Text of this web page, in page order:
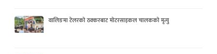
वालिङमा टेलरको ठक्करबाट मोटरसाइकल चालकको मृत्यु